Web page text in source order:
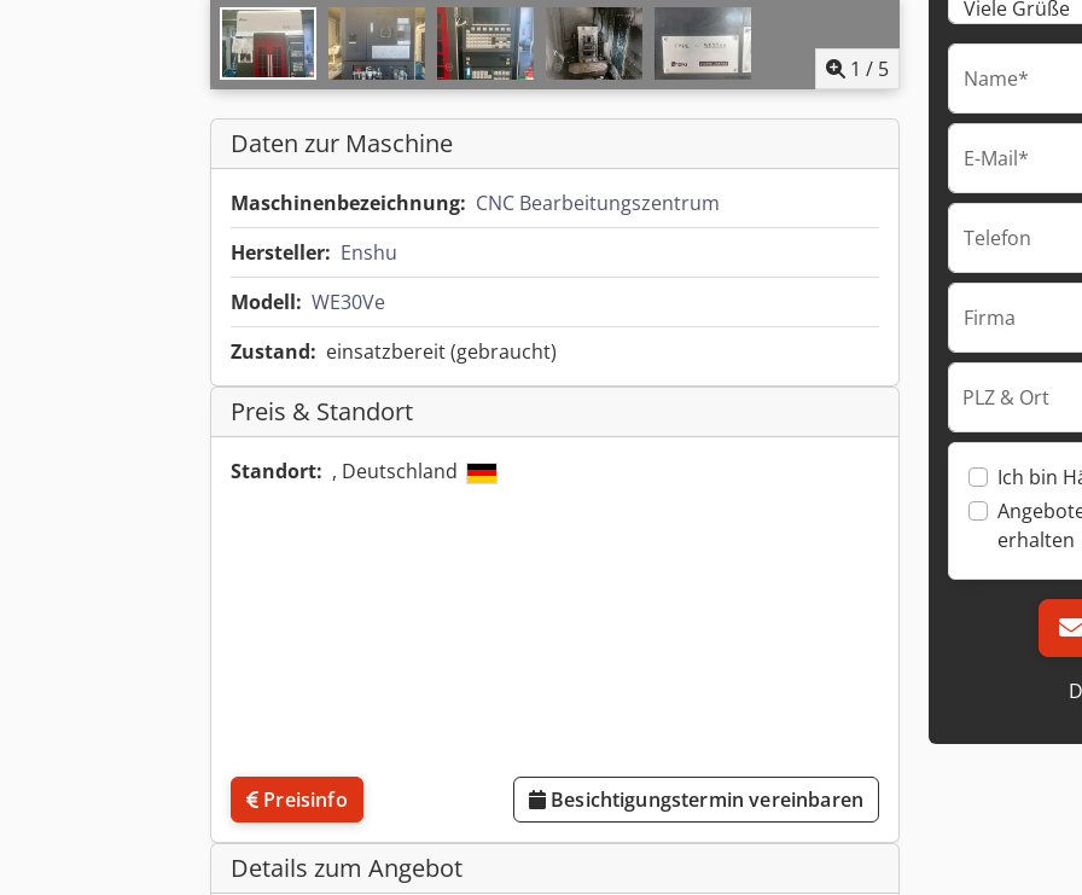
1 / 5
Daten zur Maschine
Maschinenbezeichnung: CNC Bearbeitungszentrum
Hersteller: Enshu
Modell: WE30Ve
Zustand: einsatzbereit (gebraucht)
Preis & Standort
Standort: , Deutschland
Preisinfo Besichtigungstermin vereinbaren
Details zum Angebot
Name*
E-Mail*
Telefon
Firma
PLZ & Ort
Ich bin
erhalten